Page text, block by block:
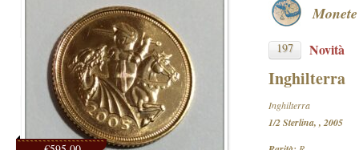
197 Novità
Inghilterra
Inghilterra
1/2 Sterlina, , 2005